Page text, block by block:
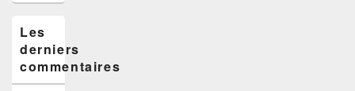
Les
derniers
commentaires